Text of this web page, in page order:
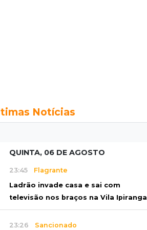
Notícias
QUINTA, 06 DE AGOSTO
23:45 Flagrante
Ladrão invade casa e sai com
televisão nos braços na Vila Ipiranga
23:26 Sancionado